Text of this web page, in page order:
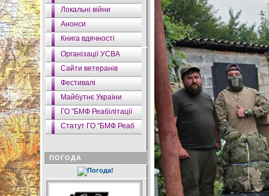
Локальні війни
Анонси
Книга вдячності
Організації УСВА
Сайти ветеранів
Фестивалі
Майбутнє України
ГО "БМФ Реабілітації
Статут ГО "БМФ Реаб
ПОГОДА